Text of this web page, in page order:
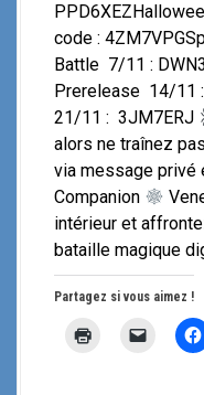
code :
Battle 7/11 :
Prerelease 14/11
21/11 : 3JM7ERJ
alors ne traînez
via message privé
Companion
intérieur et
bataille magique
Partagez si vous aimez !